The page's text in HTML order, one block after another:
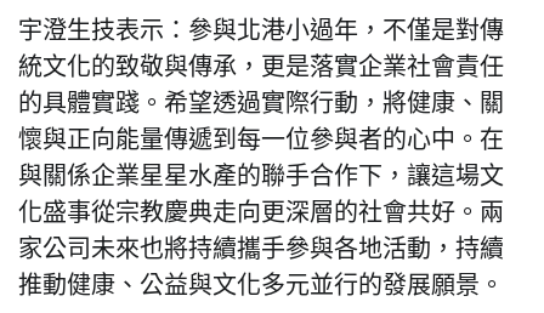
宇澄生技表示：參與北港小過年，不僅是對傳
統文化的致敬與傳承，更是落實企業社會責任
的具體實踐。希望透過實際行動，將健康、關
懷與正向能量傳遞到每一位參與者的心中。在
與關係企業星星水產的聯手合作下，讓這場文
化盛事從宗教慶典走向更深層的社會共好。兩
家公司未來也將持續攜手參與各地活動，持續
推動健康、公益與文化多元並行的發展願景。